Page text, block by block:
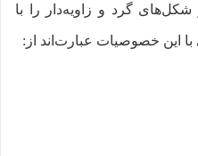
گرد و زاویه‌دار را با
این خصوصیات عبارت‌اند از: